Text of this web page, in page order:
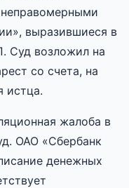
выразившиеся в
Суд возложил на
со счета, на
истца.
жалоба в
ОАО «Сбербанк
денежных